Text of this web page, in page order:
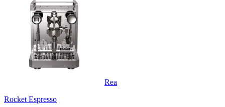
Rea
Rocket Espresso